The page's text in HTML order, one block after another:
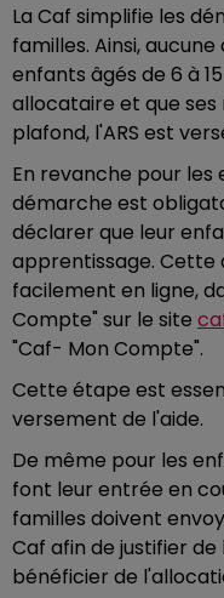
La Caf simplifie les
familles. Ainsi,
enfants âgés de 6 à
allocataire et que ses
plafond, l'ARS est
En revanche pour les
démarche est
déclarer que leur
apprentissage.
facilement en ligne,
Compte" sur le site
"Caf- Mon Compte".
Cette étape est
versement de l'aide.
De même pour les
font leur entrée en
familles doivent
Caf afin de justifier
bénéficier de